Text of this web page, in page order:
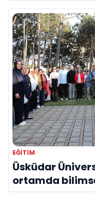
EĞITIM
Üsküdar
ortamda